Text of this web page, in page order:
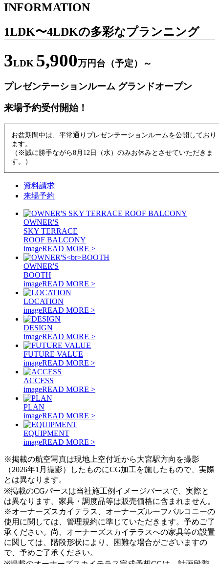
INFORMATION
1LDK〜4LDKの多彩なプランニング
3LDK 5,900万円台（予定）～
プレゼンテーションルーム グランドオープン
来場予約受付開始！
お盆期間中は、平常通りプレゼンテーションルームを公開しており
ます。
（※誠に勝手ながら8月12日（水）のみお休みとさせていただきま
す。）
資料請求
来場予約
OWNER'S
SKY TERRACE
ROOF BALCONY
imageREAD MORE >
OWNER'S
BOOTH
imageREAD MORE >
LOCATION
imageREAD MORE >
DESIGN
imageREAD MORE >
FUTURE VALUE
imageREAD MORE >
ACCESS
imageREAD MORE >
PLAN
imageREAD MORE >
EQUIPMENT
imageREAD MORE >
※掲載の航空写真は現地上空付近から大宮駅方向を撮影
（2026年1月撮影）したものにCG加工を施したもので、実際
とは異なります。
※掲載のCGパースは当社施工例イメージパースで、実際と
は異なります。家具・調度品等は販売価格に含まれません。
※オーナーズスカイテラス、オーナーズルーフバルコニーの
使用に関しては、管理規約に準じていただきます。予めご了
承ください。尚、オーナーズスカイテラスへの家具等の設置
に関しては、階段形状により、困難な場合がございますの
で、予めご了承ください。